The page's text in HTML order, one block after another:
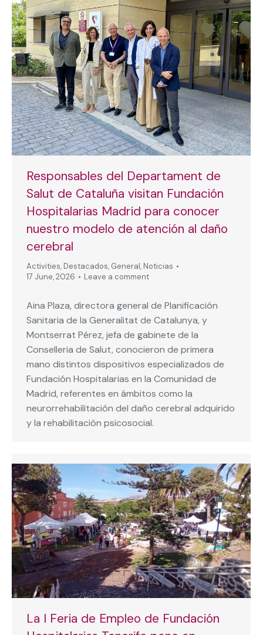
Responsables del Departament de
Salut de Cataluña visitan Fundación
Hospitalarias Madrid para conocer
nuestro modelo de atención al daño
cerebral
Activities, Destacados, General, Noticias
17 June, 2026
Leave a comment
Aina Plaza, directora general de Planificación
Sanitaria de la Generalitat de Catalunya, y
Montserrat Pérez, jefa de gabinete de la
Conselleria de Salut, conocieron de primera
mano distintos dispositivos especializados de
Fundación Hospitalarias en la Comunidad de
Madrid, referentes en ámbitos como la
neurorrehabilitación del daño cerebral adquirido
y la rehabilitación psicosocial.
La I Feria de Empleo de Fundación